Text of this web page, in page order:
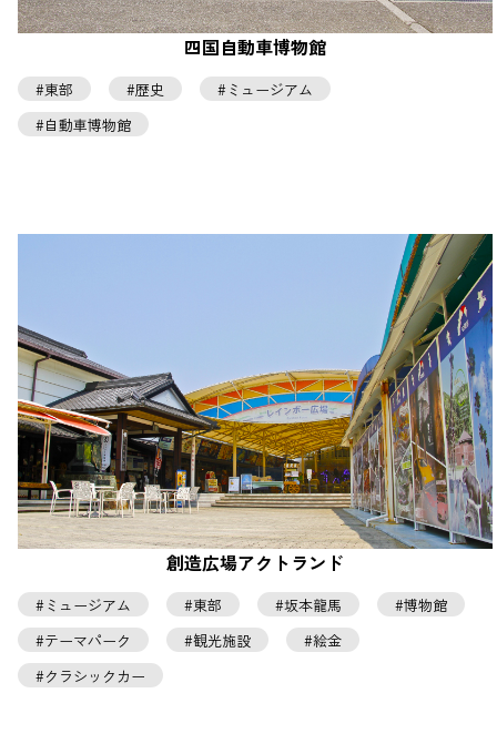
四国自動車博物館
東部 歴史
ミュージアム
自動車博物館
創造広場アクトランド
ミュージアム 東部 坂本龍馬
博物館
テーマパーク
観光施設
絵金
クラシックカー